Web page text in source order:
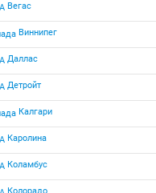
Вегас
Виннипег
Даллас
Детройт
Калгари
Каролина
Коламбус